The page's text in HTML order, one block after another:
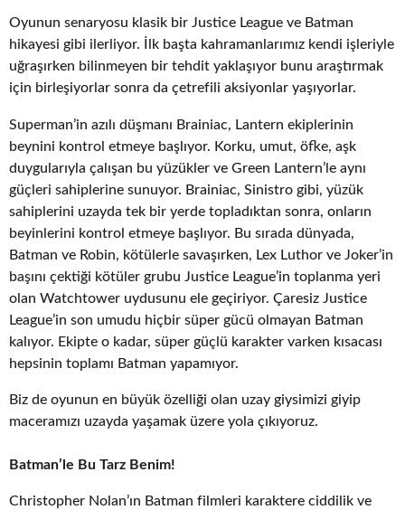
Oyunun senaryosu klasik bir Justice League ve Batman
hikayesi gibi ilerliyor. İlk başta kahramanlarımız kendi işleriyle
uğraşırken bilinmeyen bir tehdit yaklaşıyor bunu araştırmak
için birleşiyorlar sonra da çetrefili aksiyonlar yaşıyorlar.
Superman’in azılı düşmanı Brainiac, Lantern ekiplerinin
beynini kontrol etmeye başlıyor. Korku, umut, öfke, aşk
duygularıyla çalışan bu yüzükler ve Green Lantern’le aynı
güçleri sahiplerine sunuyor. Brainiac, Sinistro gibi, yüzük
sahiplerini uzayda tek bir yerde topladıktan sonra, onların
beyinlerini kontrol etmeye başlıyor. Bu sırada dünyada,
Batman ve Robin, kötülerle savaşırken, Lex Luthor ve Joker’in
başını çektiği kötüler grubu Justice League’in toplanma yeri
olan Watchtower uydusunu ele geçiriyor. Çaresiz Justice
League’in son umudu hiçbir süper gücü olmayan Batman
kalıyor. Ekipte o kadar, süper güçlü karakter varken kısacası
hepsinin toplamı Batman yapamıyor.
Biz de oyunun en büyük özelliği olan uzay giysimizi giyip
maceramızı uzayda yaşamak üzere yola çıkıyoruz.
Batman’le Bu Tarz Benim!
Christopher Nolan’ın Batman filmleri karaktere ciddilik ve